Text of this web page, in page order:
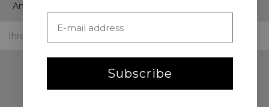
Angebote, unsere neuesten Nachrichten und vieles mehr.
Subscribe